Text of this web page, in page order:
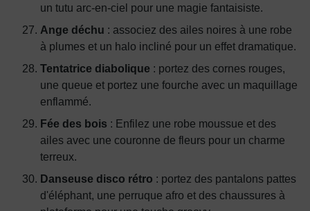
un tutu arc-en-ciel pour une magie fantaisiste.
Ange déchu : associez des ailes noires à une robe
à plumes et un halo incliné pour un effet dramatique.
Tentatrice diabolique : portez des cornes rouges,
une queue et portez une fourche avec un maquillage
enflammé.
Fée des bois : Enfilez une robe moussue et des
ailes avec une couronne de fleurs pour un charme
terreux.
Danseuse disco rétro : portez des pantalons pattes
d'éléphant, une perruque afro et des chaussures à